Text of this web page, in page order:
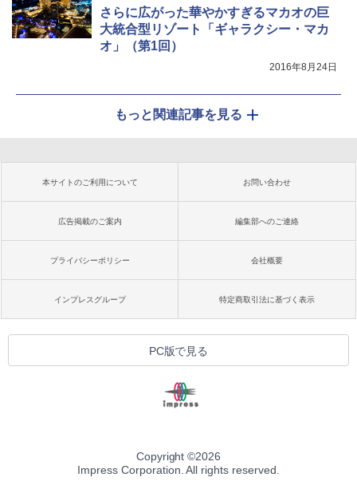
さらに広がった華やかすぎるマカオの巨
大統合型リゾート「ギャラクシー・マカ
オ」（第1回）
2016年8月24日
もっと関連記事を見る
本サイトのご利用について お問い合わせ
広告掲載のご案内 編集部へのご連絡
プライバシーポリシー 会社概要
インプレスグループ 特定商取引法に基づく表示
PC版で見る
Copyright ©2026
Impress Corporation. All rights reserved.